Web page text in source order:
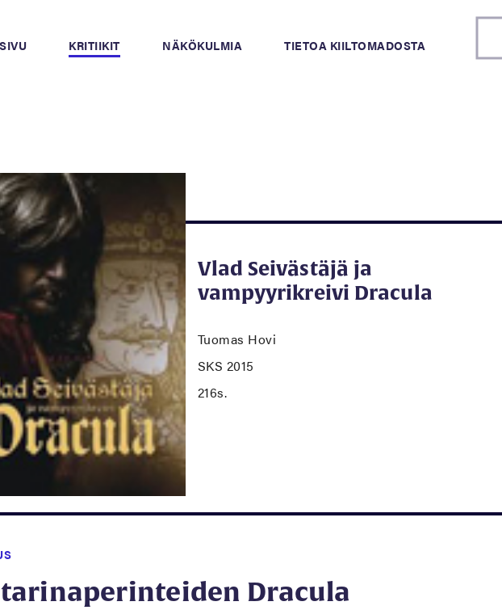
KRITIIKIT NÄKÖKULMIA TIETOA KIILTOMADOSTA
Vlad Seivästäjä ja
vampyyrikreivi Dracula
Tuomas Hovi
SKS 2015
216s.
Dracula